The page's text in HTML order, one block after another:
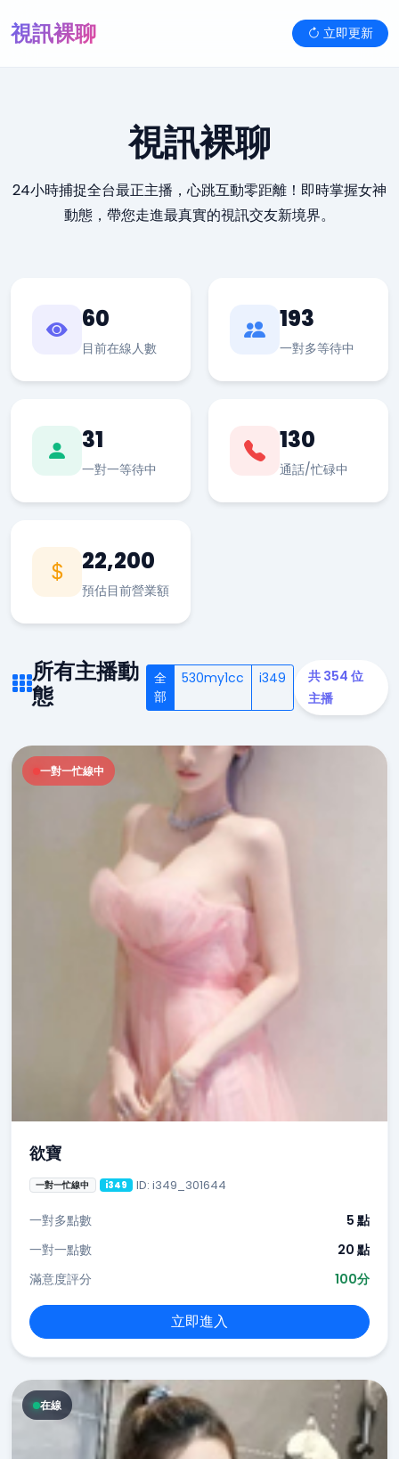
視訊裸聊 立即更新
視訊裸聊
24小時捕捉全台最正主播，心跳互動零距離！即時掌握女神
動態，帶您走進最真實的視訊交友新境界。
60
目前在線人數
193
一對多等待中
31
一對一等待中
130
通話/忙碌中
22,200
預估目前營業額
所有主播動
態
全
部
530my1cc i349
共 354 位
主播
一對一忙線中
欲寶
一對一忙線中 i349 ID: i349_301644
一對多點數
5 點
一對一點數
20 點
滿意度評分
100分
立即進入
在線